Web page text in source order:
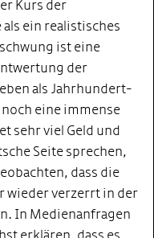
Kurs der
ein realistisches
ist eine
der
als Jahrhundert-
eine immense
sehr viel Geld und
Seite sprechen,
dass die
wieder verzerrt in der
In Medienanfragen